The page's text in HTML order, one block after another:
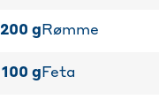
200 g Rømme
100 g Feta